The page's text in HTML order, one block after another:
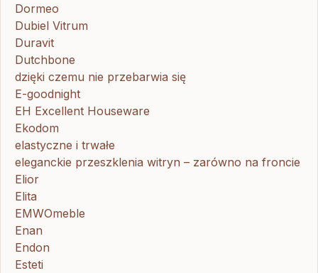
Dormeo
Dubiel Vitrum
Duravit
Dutchbone
dzięki czemu nie przebarwia się
E-goodnight
EH Excellent Houseware
Ekodom
elastyczne i trwałe
eleganckie przeszklenia witryn – zarówno na froncie
Elior
Elita
EMWOmeble
Enan
Endon
Esteti